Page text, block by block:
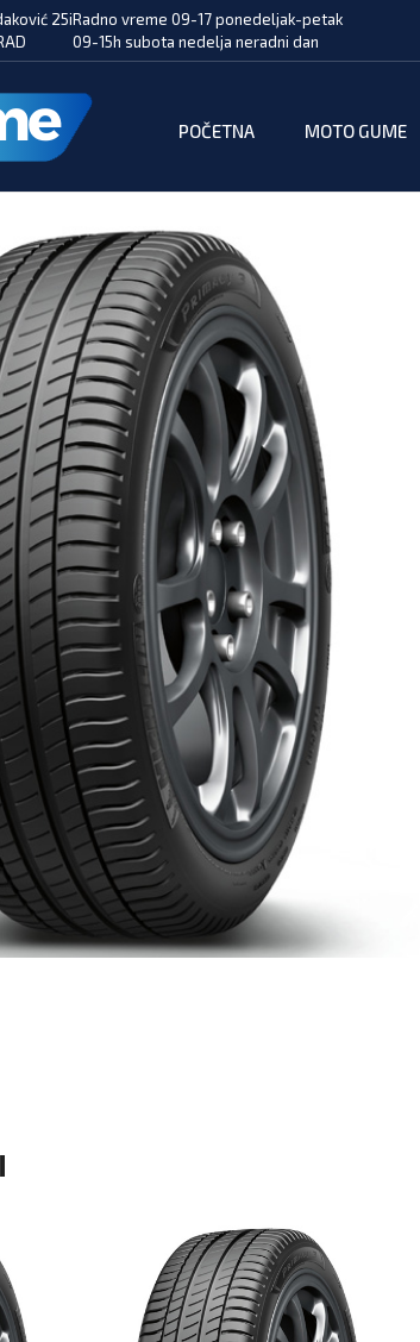
25iRadno vreme 09-17 ponedeljak-petak
09-15h subota nedelja neradni dan
POČETNA MOTO GUME